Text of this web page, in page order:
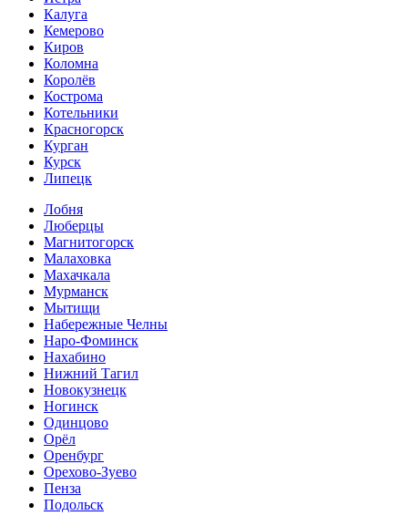
Калуга
Кемерово
Киров
Коломна
Королёв
Кострома
Котельники
Красногорск
Курган
Курск
Липецк
Лобня
Люберцы
Магнитогорск
Малаховка
Махачкала
Мурманск
Мытищи
Набережные Челны
Наро-Фоминск
Нахабино
Нижний Тагил
Новокузнецк
Ногинск
Одинцово
Орёл
Оренбург
Орехово-Зуево
Пенза
Подольск